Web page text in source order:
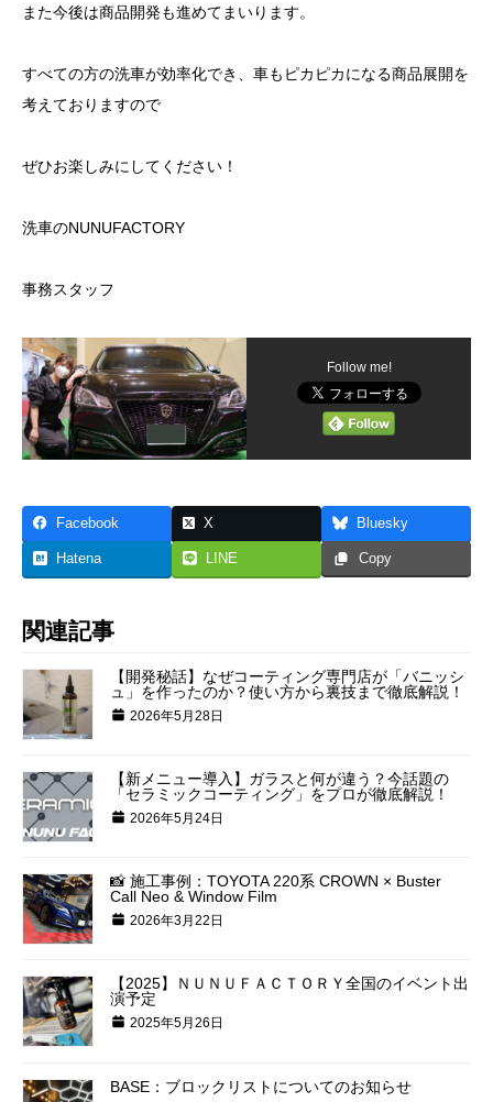
また今後は商品開発も進めてまいります。
すべての方の洗車が効率化でき、車もピカピカになる商品展開を
考えておりますので
ぜひお楽しみにしてください！
洗車のNUNUFACTORY
事務スタッフ
Follow me!
Facebook X Bluesky
Hatena LINE Copy
関連記事
【開発秘話】なぜコーティング専門店が「バニッシ
ュ」を作ったのか？使い方から裏技まで徹底解説！
2026年5月28日
【新メニュー導入】ガラスと何が違う？今話題の
「セラミックコーティング」をプロが徹底解説！
2026年5月24日
📸 施工事例：TOYOTA 220系 CROWN × Buster
Call Neo & Window Film
2026年3月22日
【2025】ＮＵＮＵＦＡＣＴＯＲＹ全国のイベント出
演予定
2025年5月26日
BASE：ブロックリストについてのお知らせ